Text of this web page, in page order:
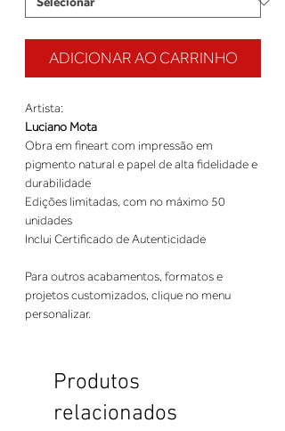
ADICIONAR AO CARRINHO
Artista:
Luciano Mota
Obra em fineart com impressão em
pigmento natural e papel de alta fidelidade e
durabilidade
Edições limitadas, com no máximo 50
unidades
Inclui Certificado de Autenticidade
Para outros acabamentos, formatos e
projetos customizados, clique no menu
personalizar.
Produtos
relacionados